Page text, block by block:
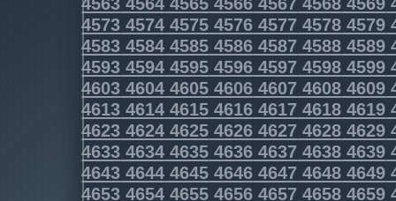
4573 4574 4575 4576 4577 4578 4579
4583 4584 4585 4586 4587 4588 4589
4593 4594 4595 4596 4597 4598 4599
4603 4604 4605 4606 4607 4608 4609
4613 4614 4615 4616 4617 4618 4619
4623 4624 4625 4626 4627 4628 4629
4633 4634 4635 4636 4637 4638 4639
4643 4644 4645 4646 4647 4648 4649
4653 4654 4655 4656 4657 4658 4659